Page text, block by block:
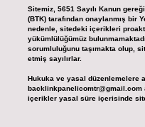
Sitemiz, 5651 Sayılı Kanun
(BTK) tarafından onaylanmış bir
nedenle, sitedeki içerikleri
yükümlülüğümüz
sorumluluğunu taşımakta olup,
etmiş sayılırlar.
Hukuka ve yasal düzenlemelere
backlinkpanelicomtr@gmail.com
içerikler yasal süre içerisinde